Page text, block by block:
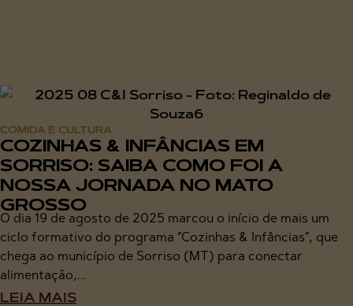
COMIDA E CULTURA
COZINHAS & INFÂNCIAS EM
SORRISO: SAIBA COMO FOI A
NOSSA JORNADA NO MATO
GROSSO
O dia 19 de agosto de 2025 marcou o início de mais um
ciclo formativo do programa “Cozinhas & Infâncias“, que
chega ao município de Sorriso (MT) para conectar
alimentação,...
LEIA MAIS